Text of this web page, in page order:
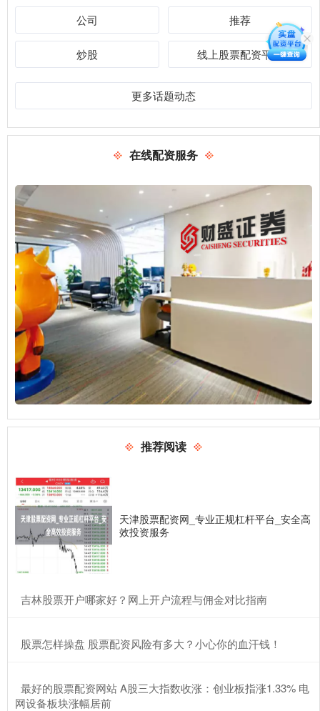
公司 推荐
炒股 线上股票配资平台
更多话题动态
在线配资服务
推荐阅读
天津股票配资网_专业正规杠杆平台_安全高
效投资服务
​吉林股票开户哪家好？网上开户流程与佣金对比指南
​股票怎样操盘 股票配资风险有多大？小心你的血汗钱！
​最好的股票配资网站 A股三大指数收涨：创业板指涨1.33% 电
网设备板块涨幅居前